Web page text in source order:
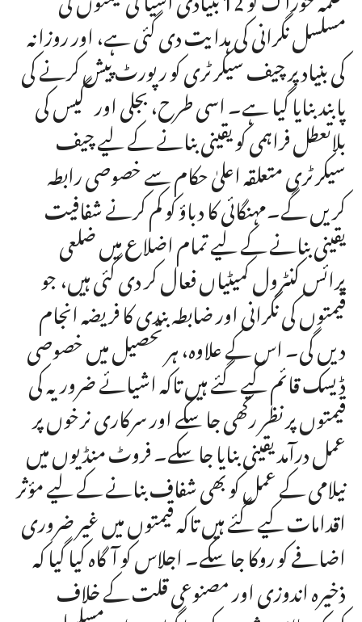
مسلسل نگرانی کی ہدایت دی گئی ہے، اور روزانہ
کی بنیاد پر چیف سیکرٹری کو رپورٹ پیش کرنے کی
پابند بنایا گیا ہے۔ اسی طرح، بجلی اور گیس کی
بلاتعطل فراہمی کو یقینی بنانے کے لیے چیف
سیکرٹری متعلقہ اعلیٰ حکام سے خصوصی رابطہ
کریں گے۔مہنگائی کا دباؤ کو کم کرنے شفافیت
یقینی بنانے کے لیے تمام اضلاع میں ضلعی
پرائس کنٹرول کمیٹیاں فعال کر دی گئی ہیں، جو
قیمتوں کی نگرانی اور ضابطہ بندی کا فریضہ انجام
دیں گی۔ اس کے علاوہ، ہر تحصیل میں خصوصی
ڈیسک قائم کیے گئے ہیں تاکہ اشیائے ضروریہ کی
قیمتوں پر نظر رکھی جا سکے اور سرکاری نرخوں پر
عمل درآمد یقینی بنایا جا سکے۔ فروٹ منڈیوں میں
نیلامی کے عمل کو بھی شفاف بنانے کے لیے مؤثر
اقدامات کیے گئے ہیں تاکہ قیمتوں میں غیر ضروری
اضافے کو روکا جا سکے۔ اجلاس کو آگاہ کیا گیا کہ
ذخیرہ اندوزی اور مصنوعی قلت کے خلاف